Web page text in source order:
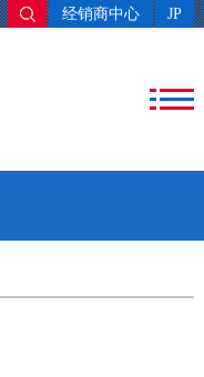
JP
经销商中心